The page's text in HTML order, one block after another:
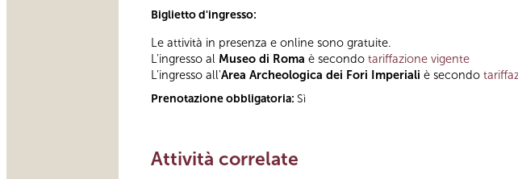
Biglietto d'ingresso:
Le attività in presenza e online sono gratuite.
L'ingresso al Museo di Roma è secondo tariffazione vigente
L'ingresso all'Area Archeologica dei Fori Imperiali è secondo
Prenotazione obbligatoria: Sì
Attività correlate